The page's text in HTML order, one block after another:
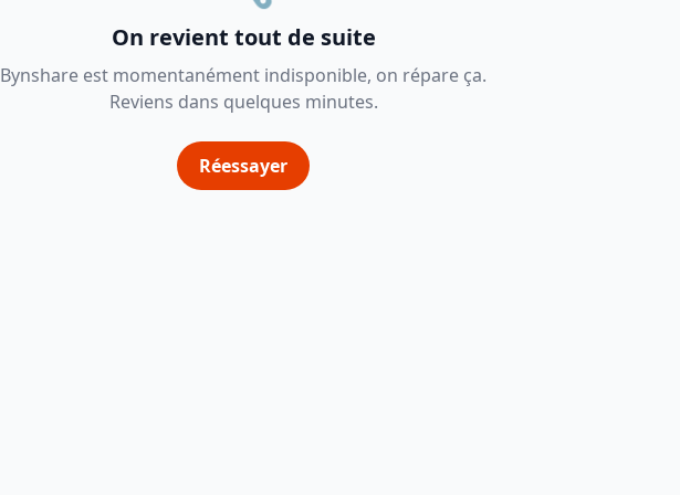
On revient tout de suite
Bynshare est momentanément indisponible, on répare ça.
Reviens dans quelques minutes.
Réessayer